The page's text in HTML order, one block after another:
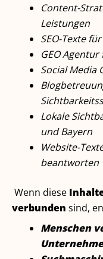
Content-
Leistungen
SEO-Texte
GEO
Social Media
Lokale
und Bayern
Website-
beantworten
Wenn diese
verbunden sind,
Menschen